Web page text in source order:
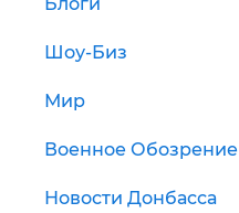
Шоу-Биз
Мир
Военное Обозрение
Новости Донбасса